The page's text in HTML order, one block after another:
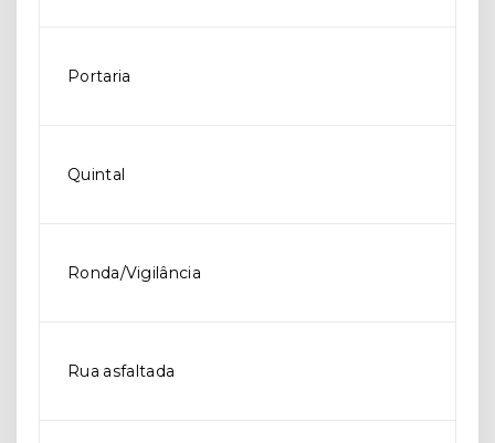
Portaria
Quintal
Ronda/Vigilância
Rua asfaltada